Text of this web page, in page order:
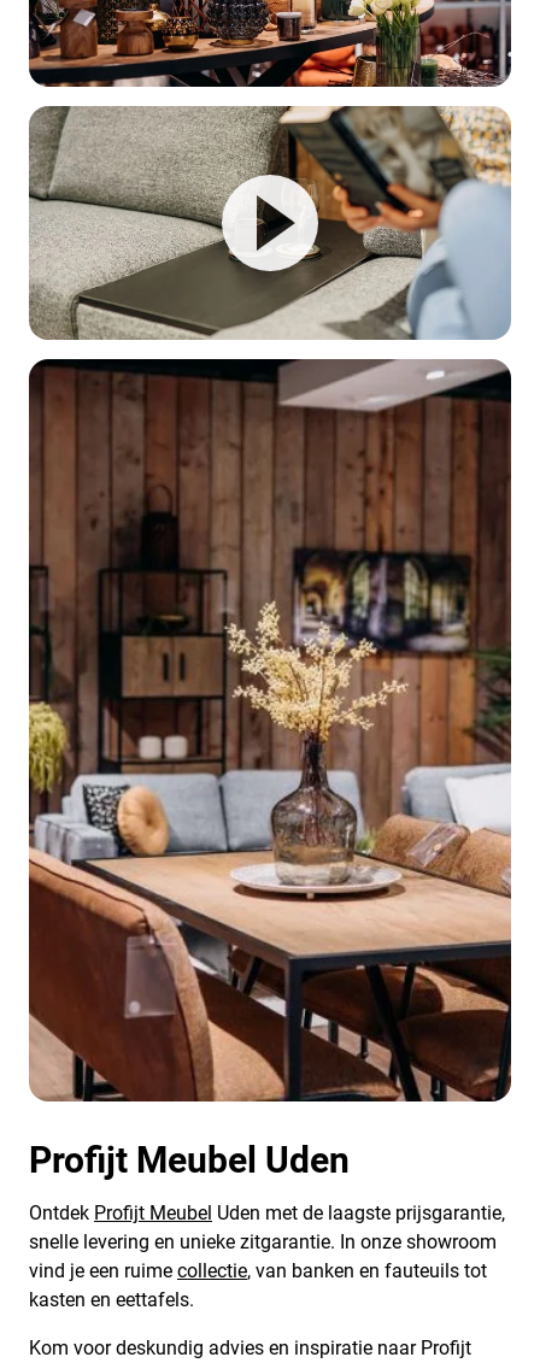
Profijt Meubel Uden
Ontdek Profijt Meubel Uden met de laagste prijsgarantie,
snelle levering en unieke zitgarantie. In onze showroom
vind je een ruime collectie, van banken en fauteuils tot
kasten en eettafels.
Kom voor deskundig advies en inspiratie naar Profijt